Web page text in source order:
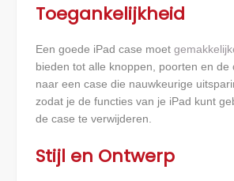
Toegankelijkheid
Een goede iPad case moet
bieden tot alle knoppen, poorten en de
naar een case die nauwkeurige
zodat je de functies van je iPad kunt
de case te verwijderen.
Stijl en Ontwerp